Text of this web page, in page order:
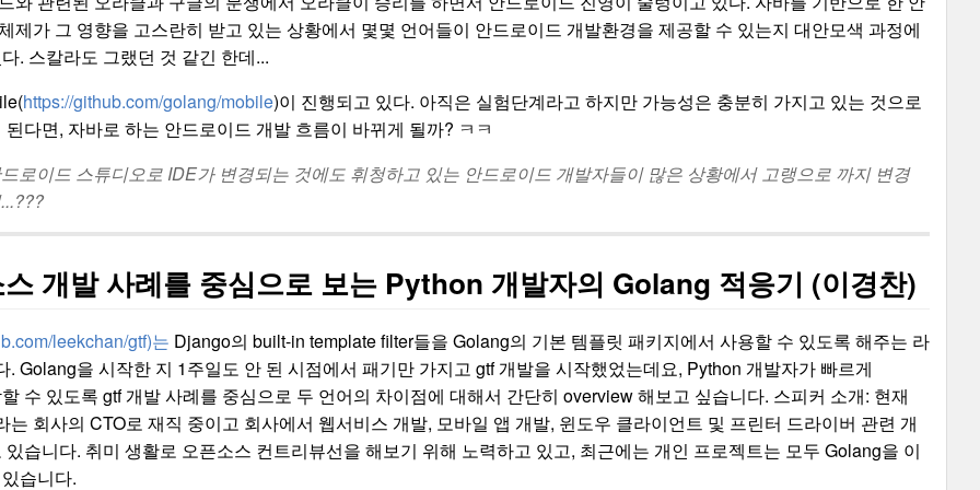
제가 그 영향을 고스란히 받고 있는 상황에서 몇몇 언어들이 안드로이드 개발환경을 제공할 수 있는지 대안모색 과정에
. 스칼라도 그랬던 것 같긴 한데...
https://github.com/golang/mobile)이 진행되고 있다. 아직은 실험단계라고 하지만 가능성은 충분히 가지고 있는 것으로
다면, 자바로 하는 안드로이드 개발 흐름이 바뀌게 될까? ㅋㅋ
로이드 스튜디오로 IDE가 변경되는 것에도 휘청하고 있는 안드로이드 개발자들이 많은 상황에서 고랭으로 까지 변경
개발 사례를 중심으로 보는 Python 개발자의 Golang 적응기 (이경찬)
leekchan/gtf)는 Django의 built-in template filter들을 Golang의 기본 템플릿 패키지에서 사용할 수 있도록 해주는 라
. Golang을 시작한 지 1주일도 안 된 시점에서 패기만 가지고 gtf 개발을 시작했었는데요, Python 개발자가 빠르게
수 있도록 gtf 개발 사례를 중심으로 두 언어의 차이점에 대해서 간단히 overview 해보고 싶습니다. 스피커 소개: 현재
는 회사의 CTO로 재직 중이고 회사에서 웹서비스 개발, 모바일 앱 개발, 윈도우 클라이언트 및 프린터 드라이버 관련 개
습니다. 취미 생활로 오픈소스 컨트리뷰선을 해보기 위해 노력하고 있고, 최근에는 개인 프로젝트는 모두 Golang을 이
습니다.